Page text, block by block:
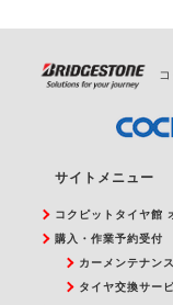
サイトメニュー
コクピットタイヤ館
購入・作業予約受付
カーメンテナン
タイヤ交換サー